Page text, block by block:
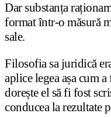
Dar substanța
format într-o măsură
sale.
Filosofia sa juridică
aplice legea așa cum
dorește el să fi fost
conducea la rezultate